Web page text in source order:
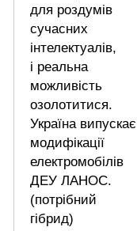
для роздумів
сучасних
інтелектуалів,
і реальна
можливість
озолотитися.
Україна випускає
модифікації
електромобілів
ДЕУ ЛАНОС.
(потрібний
гібрид)